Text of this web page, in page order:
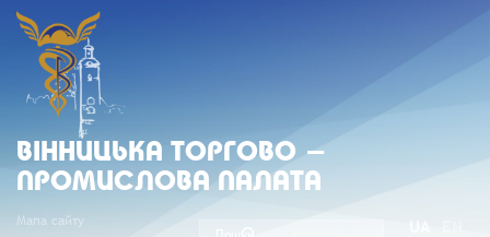
ВIННИЦЬКА ТОРГОВО -
ПРОМИСЛОВА ПАЛАТА
Мапа сайту